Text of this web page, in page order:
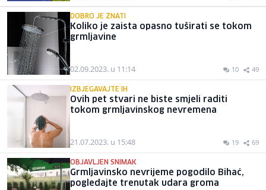
DOBRO JE ZNATI
Koliko je zaista opasno tuširati se tokom
grmljavine
02.09.2023. u 11:14 10 49
IZBJEGAVAJTE IH
Ovih pet stvari ne biste smjeli raditi
tokom grmljavinskog nevremena
21.07.2023. u 15:48 19 69
OBJAVLJEN SNIMAK
Grmljavinsko nevrijeme pogodilo Bihać,
pogledajte trenutak udara groma